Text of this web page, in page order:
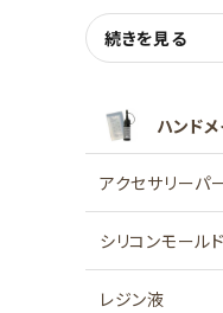
続きを見る
ハンド
アクセサリーパ
シリコンモールド
レジン液